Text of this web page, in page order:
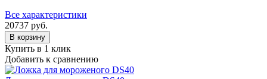
Все характеристики
20737 руб.
В корзину
Купить в 1 клик
Добавить к сравнению